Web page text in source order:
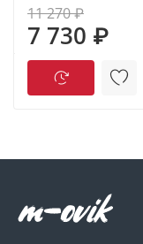
11 270 ₽
7 730 ₽